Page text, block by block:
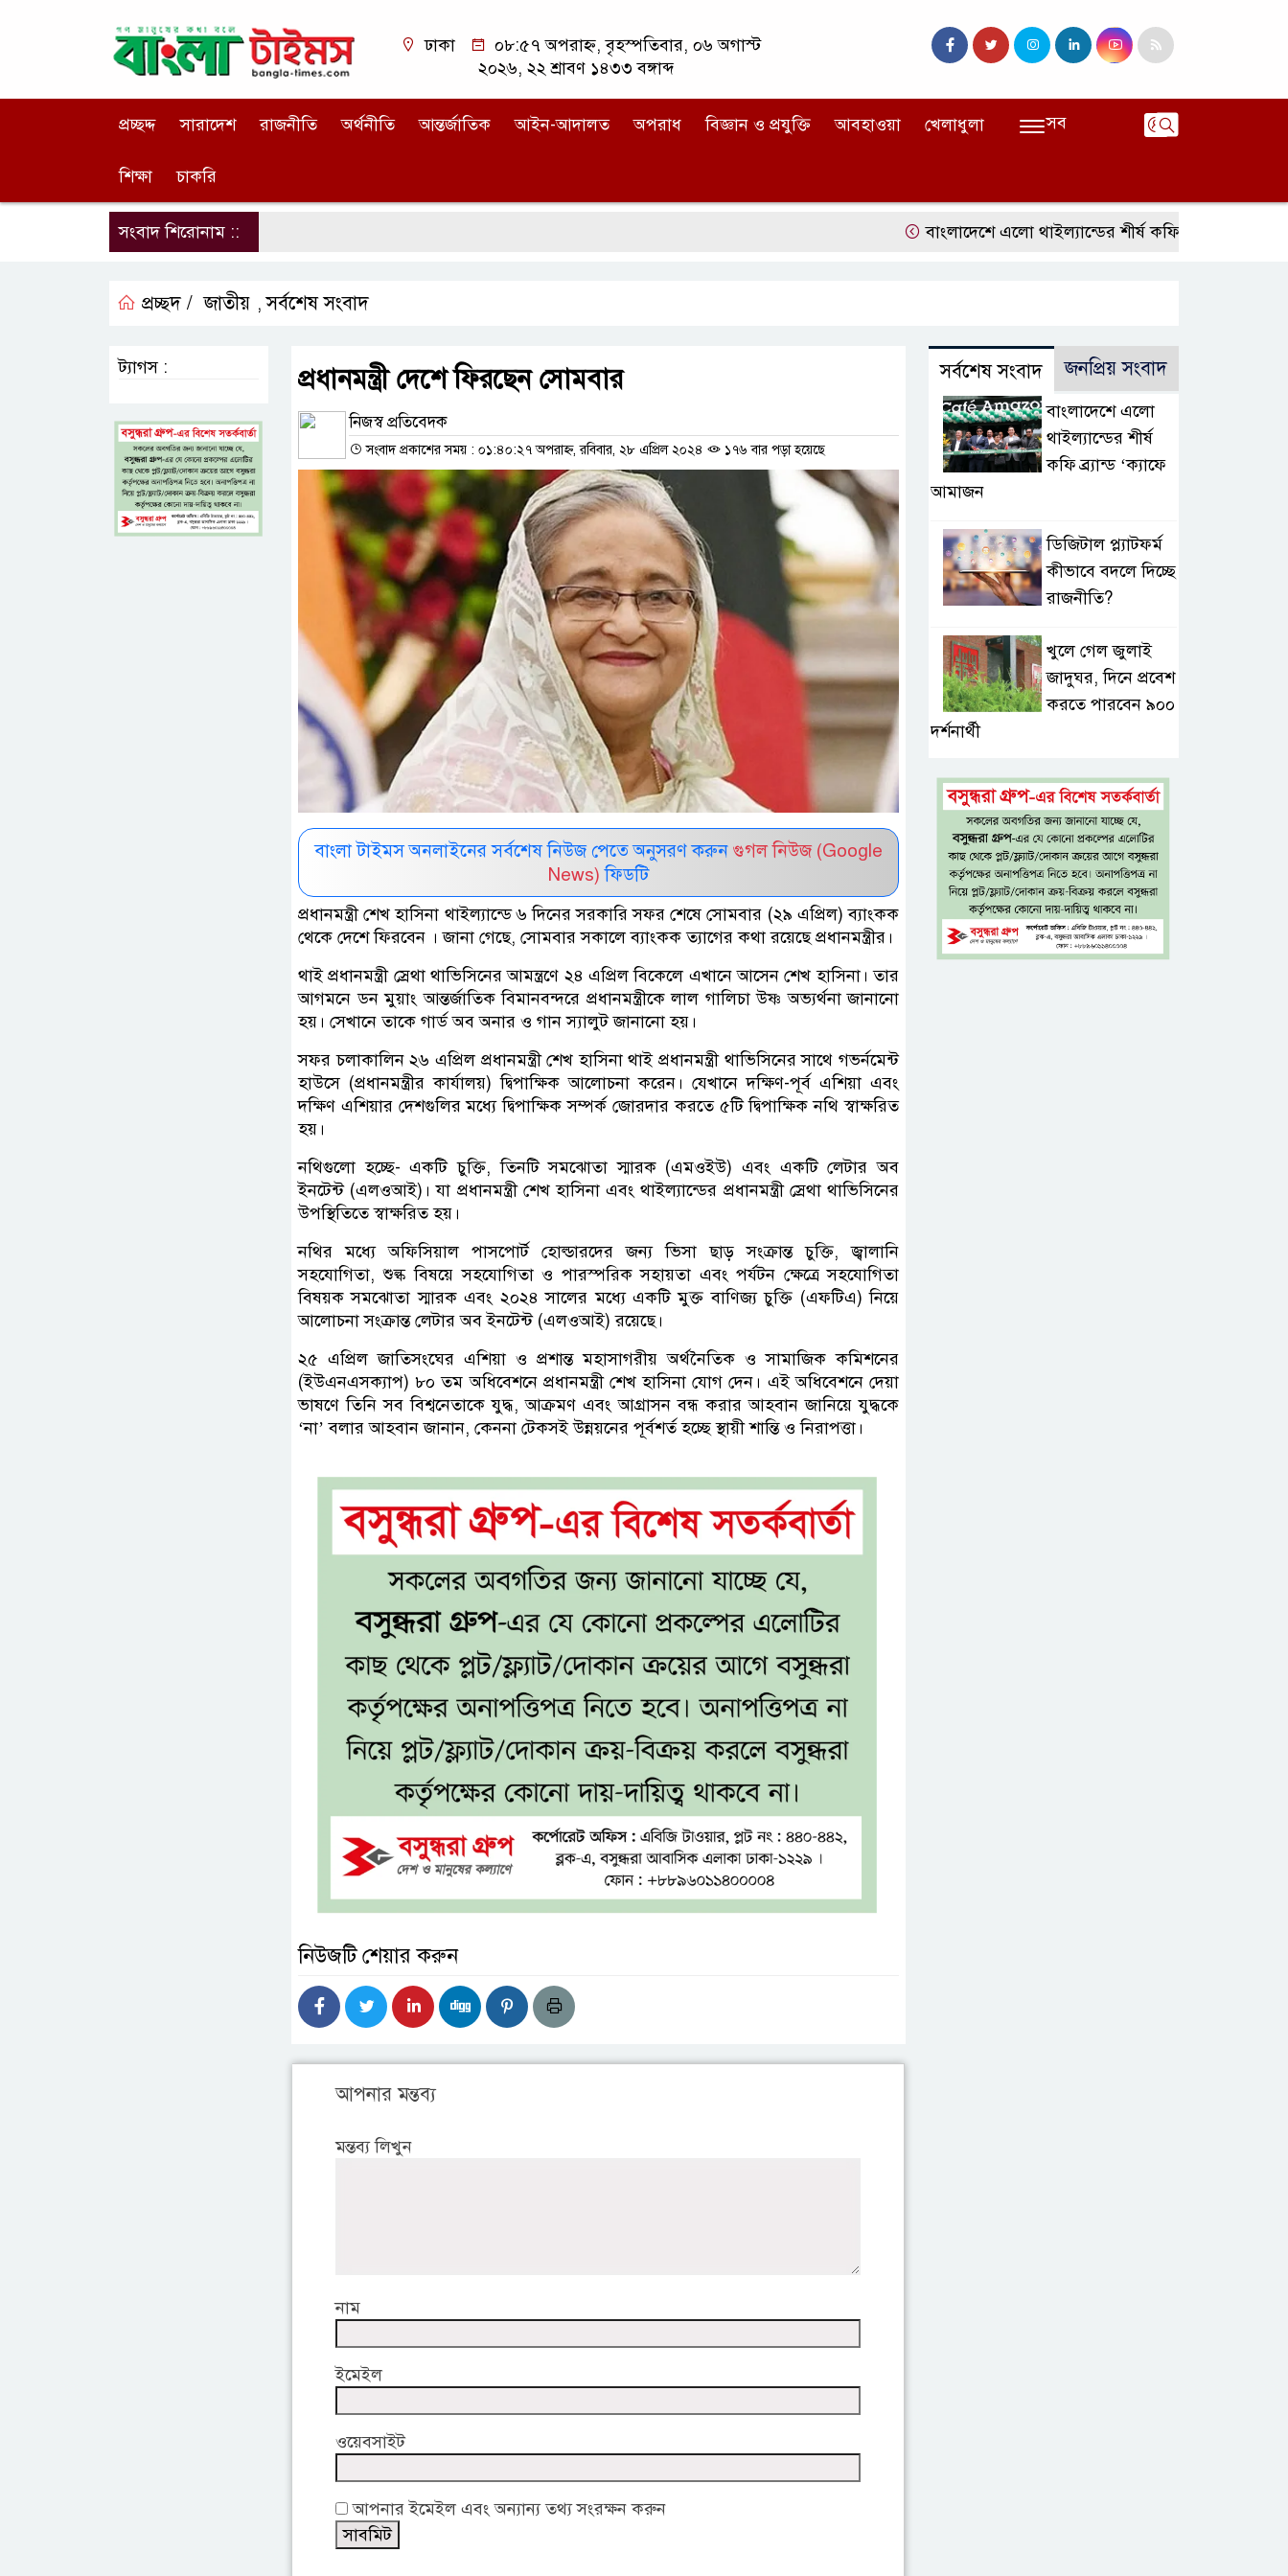
ঢাকা
০৮:৫৭ অপরাহ্ন, বৃহস্পতিবার, ০৬ অগাস্ট
২০২৬, ২২ শ্রাবণ ১৪৩৩ বঙ্গাব্দ
প্রচ্ছদ্দ সারাদেশ রাজনীতি অর্থনীতি আন্তর্জাতিক আইন-আদালত অপরাধ বিজ্ঞান ও প্রযুক্তি আবহাওয়া খেলাধুলা
শিক্ষা চাকরি
সব
সংবাদ শিরোনাম :: বাংলাদেশে এলো থাইল্যান্ডের শীর্ষ কফি ব্র্যান্ড ‘ক্যাফে আমাজন
প্রচ্ছদ / জাতীয় ,সর্বশেষ সংবাদ
প্রধানমন্ত্রী দেশে ফিরছেন সোমবার
নিজস্ব প্রতিবেদক
সংবাদ প্রকাশের সময় : ০১:৪০:২৭ অপরাহ্ন, রবিবার, ২৮ এপ্রিল ২০২৪ ১৭৬ বার পড়া হয়েছে
বাংলা টাইমস অনলাইনের সর্বশেষ নিউজ পেতে অনুসরণ করুন গুগল নিউজ (Google
News) ফিডটি
প্রধানমন্ত্রী শেখ হাসিনা থাইল্যান্ডে ৬ দিনের সরকারি সফর শেষে সোমবার (২৯ এপ্রিল) ব্যাংকক
থেকে দেশে ফিরবেন । জানা গেছে, সোমবার সকালে ব্যাংকক ত্যাগের কথা রয়েছে প্রধানমন্ত্রীর।
থাই প্রধানমন্ত্রী স্রেথা থাভিসিনের আমন্ত্রণে ২৪ এপ্রিল বিকেলে এখানে আসেন শেখ হাসিনা। তার
আগমনে ডন মুয়াং আন্তর্জাতিক বিমানবন্দরে প্রধানমন্ত্রীকে লাল গালিচা উষ্ণ অভ্যর্থনা জানানো
হয়। সেখানে তাকে গার্ড অব অনার ও গান স্যালুট জানানো হয়।
সফর চলাকালিন ২৬ এপ্রিল প্রধানমন্ত্রী শেখ হাসিনা থাই প্রধানমন্ত্রী থাভিসিনের সাথে গভর্নমেন্ট
হাউসে (প্রধানমন্ত্রীর কার্যালয়) দ্বিপাক্ষিক আলোচনা করেন। যেখানে দক্ষিণ-পূর্ব এশিয়া এবং
দক্ষিণ এশিয়ার দেশগুলির মধ্যে দ্বিপাক্ষিক সম্পর্ক জোরদার করতে ৫টি দ্বিপাক্ষিক নথি স্বাক্ষরিত
হয়।
নথিগুলো হচ্ছে- একটি চুক্তি, তিনটি সমঝোতা স্মারক (এমওইউ) এবং একটি লেটার অব
ইনটেন্ট (এলওআই)। যা প্রধানমন্ত্রী শেখ হাসিনা এবং থাইল্যান্ডের প্রধানমন্ত্রী স্রেথা থাভিসিনের
উপস্থিতিতে স্বাক্ষরিত হয়।
নথির মধ্যে অফিসিয়াল পাসপোর্ট হোল্ডারদের জন্য ভিসা ছাড় সংক্রান্ত চুক্তি, জ্বালানি
সহযোগিতা, শুল্ক বিষয়ে সহযোগিতা ও পারস্পরিক সহায়তা এবং পর্যটন ক্ষেত্রে সহযোগিতা
বিষয়ক সমঝোতা স্মারক এবং ২০২৪ সালের মধ্যে একটি মুক্ত বাণিজ্য চুক্তি (এফটিএ) নিয়ে
আলোচনা সংক্রান্ত লেটার অব ইনটেন্ট (এলওআই) রয়েছে।
২৫ এপ্রিল জাতিসংঘের এশিয়া ও প্রশান্ত মহাসাগরীয় অর্থনৈতিক ও সামাজিক কমিশনের
(ইউএনএসক্যাপ) ৮০ তম অধিবেশনে প্রধানমন্ত্রী শেখ হাসিনা যোগ দেন। এই অধিবেশনে দেয়া
ভাষণে তিনি সব বিশ্বনেতাকে যুদ্ধ, আক্রমণ এবং আগ্রাসন বন্ধ করার আহবান জানিয়ে যুদ্ধকে
‘না’ বলার আহবান জানান, কেননা টেকসই উন্নয়নের পূর্বশর্ত হচ্ছে স্থায়ী শান্তি ও নিরাপত্তা।
নিউজটি শেয়ার করুন
আপনার মন্তব্য
মন্তব্য লিখুন
নাম
ইমেইল
ওয়েবসাইট
আপনার ইমেইল এবং অন্যান্য তথ্য সংরক্ষন করুন
ট্যাগস : সর্বশেষ সংবাদ জনপ্রিয় সংবাদ
বাংলাদেশে এলো
থাইল্যান্ডের শীর্ষ
কফি ব্র্যান্ড ‘ক্যাফে
আমাজন
ডিজিটাল প্ল্যাটফর্ম
কীভাবে বদলে দিচ্ছে
রাজনীতি?
খুলে গেল জুলাই
জাদুঘর, দিনে প্রবেশ
করতে পারবেন ৯০০
দর্শনার্থী
নতুন করে ১০
জেলায় স্বল্পমেয়াদি
বন্যার শঙ্কা, তিস্তার
পানি বিপৎসীমার ওপরে
আড়িয়াল বিলের
পাঁচ প্রজাতির দেশীয়